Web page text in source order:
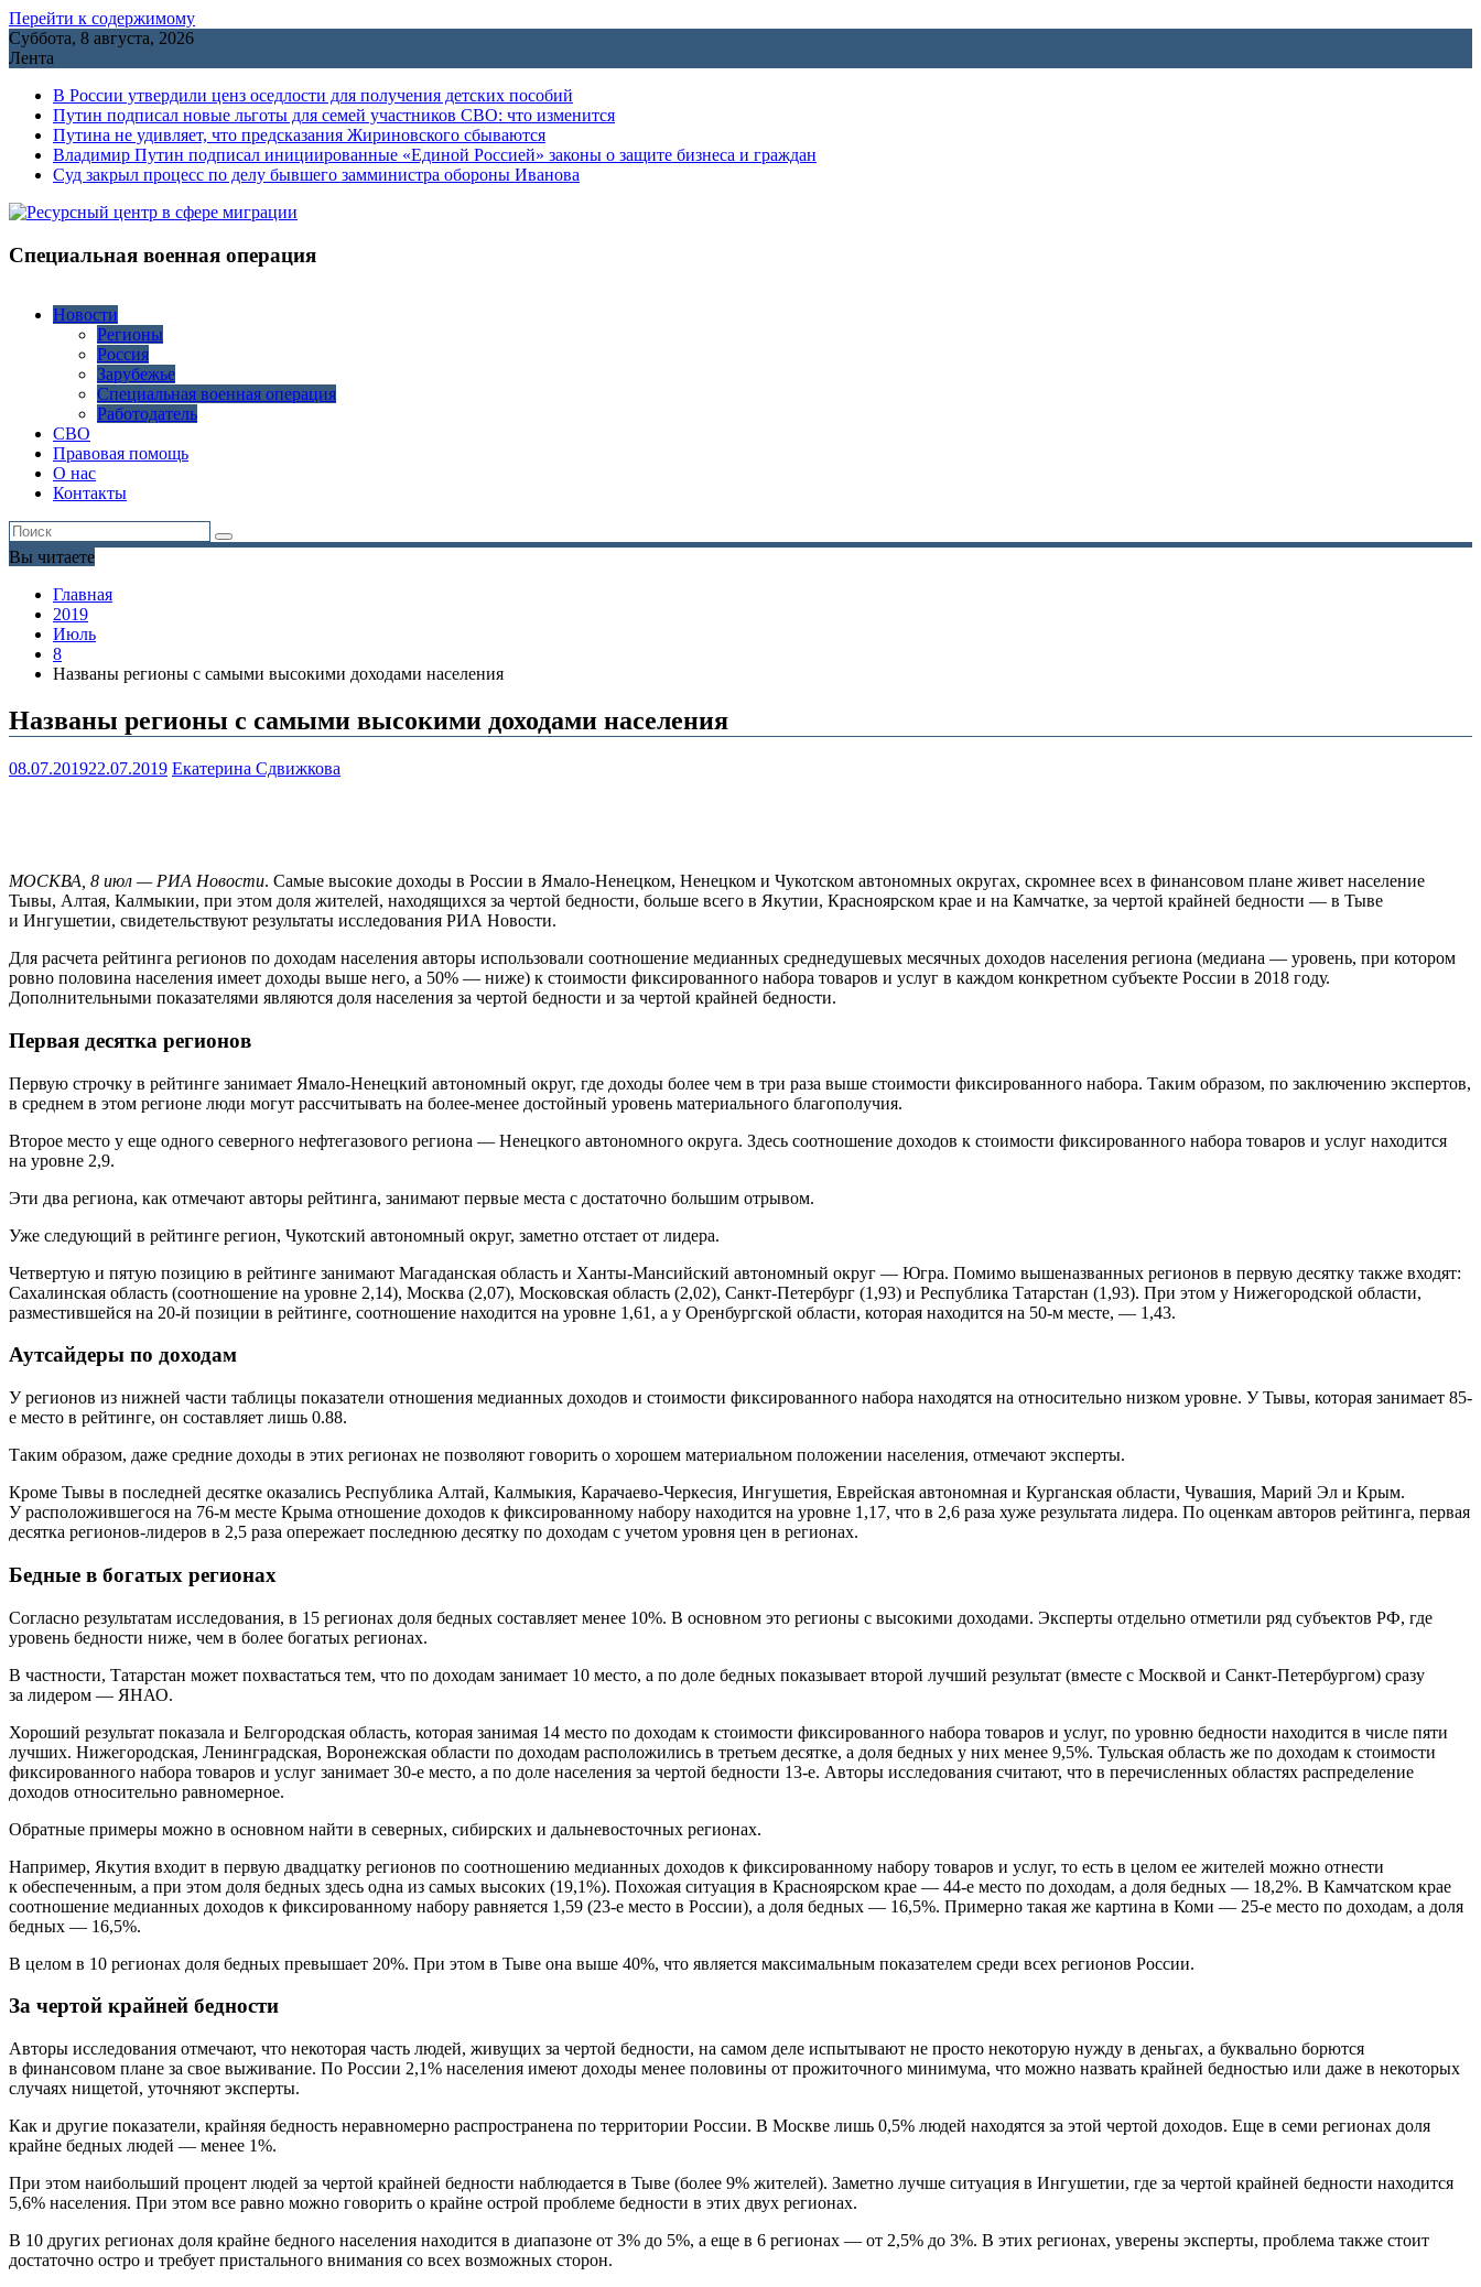
Перейти к содержимому
Суббота, 8 августа, 2026
Лента
В России утвердили ценз оседлости для получения детских пособий
Путин подписал новые льготы для семей участников СВО: что изменится
Путина не удивляет, что предсказания Жириновского сбываются
Владимир Путин подписал инициированные «Единой Россией» законы о защите бизнеса и граждан
Cуд закрыл процесс по делу бывшего замминистра обороны Иванова
Специальная военная операция
Новости
Регионы
Россия
Зарубежье
Специальная военная операция
Работодатель
СВО
Правовая помощь
О нас
Контакты
Вы читаете
Главная
2019
Июль
8
Названы регионы с самыми высокими доходами населения
Названы регионы с самыми высокими доходами населения
08.07.201922.07.2019 Екатерина Сдвижкова
МОСКВА, 8 июл — РИА Новости. Самые высокие доходы в России в Ямало-Ненецком, Ненецком и Чукотском автономных округах, скромнее всех в финансовом плане живет население
Тывы, Алтая, Калмыкии, при этом доля жителей, находящихся за чертой бедности, больше всего в Якутии, Красноярском крае и на Камчатке, за чертой крайней бедности — в Тыве
и Ингушетии, свидетельствуют результаты исследования РИА Новости.
Для расчета рейтинга регионов по доходам населения авторы использовали соотношение медианных среднедушевых месячных доходов населения региона (медиана — уровень, при котором
ровно половина населения имеет доходы выше него, а 50% — ниже) к стоимости фиксированного набора товаров и услуг в каждом конкретном субъекте России в 2018 году.
Дополнительными показателями являются доля населения за чертой бедности и за чертой крайней бедности.
Первая десятка регионов
Первую строчку в рейтинге занимает Ямало-Ненецкий автономный округ, где доходы более чем в три раза выше стоимости фиксированного набора. Таким образом, по заключению экспертов,
в среднем в этом регионе люди могут рассчитывать на более-менее достойный уровень материального благополучия.
Второе место у еще одного северного нефтегазового региона — Ненецкого автономного округа. Здесь соотношение доходов к стоимости фиксированного набора товаров и услуг находится
на уровне 2,9.
Эти два региона, как отмечают авторы рейтинга, занимают первые места с достаточно большим отрывом.
Уже следующий в рейтинге регион, Чукотский автономный округ, заметно отстает от лидера.
Четвертую и пятую позицию в рейтинге занимают Магаданская область и Ханты-Мансийский автономный округ — Югра. Помимо вышеназванных регионов в первую десятку также входят:
Сахалинская область (соотношение на уровне 2,14), Москва (2,07), Московская область (2,02), Санкт-Петербург (1,93) и Республика Татарстан (1,93). При этом у Нижегородской области,
разместившейся на 20-й позиции в рейтинге, соотношение находится на уровне 1,61, а у Оренбургской области, которая находится на 50-м месте, — 1,43.
Аутсайдеры по доходам
У регионов из нижней части таблицы показатели отношения медианных доходов и стоимости фиксированного набора находятся на относительно низком уровне. У Тывы, которая занимает 85-
е место в рейтинге, он составляет лишь 0.88.
Таким образом, даже средние доходы в этих регионах не позволяют говорить о хорошем материальном положении населения, отмечают эксперты.
Кроме Тывы в последней десятке оказались Республика Алтай, Калмыкия, Карачаево-Черкесия, Ингушетия, Еврейская автономная и Курганская области, Чувашия, Марий Эл и Крым.
У расположившегося на 76-м месте Крыма отношение доходов к фиксированному набору находится на уровне 1,17, что в 2,6 раза хуже результата лидера. По оценкам авторов рейтинга, первая
десятка регионов-лидеров в 2,5 раза опережает последнюю десятку по доходам с учетом уровня цен в регионах.
Бедные в богатых регионах
Согласно результатам исследования, в 15 регионах доля бедных составляет менее 10%. В основном это регионы с высокими доходами. Эксперты отдельно отметили ряд субъектов РФ, где
уровень бедности ниже, чем в более богатых регионах.
В частности, Татарстан может похвастаться тем, что по доходам занимает 10 место, а по доле бедных показывает второй лучший результат (вместе с Москвой и Санкт-Петербургом) сразу
за лидером — ЯНАО.
Хороший результат показала и Белгородская область, которая занимая 14 место по доходам к стоимости фиксированного набора товаров и услуг, по уровню бедности находится в числе пяти
лучших. Нижегородская, Ленинградская, Воронежская области по доходам расположились в третьем десятке, а доля бедных у них менее 9,5%. Тульская область же по доходам к стоимости
фиксированного набора товаров и услуг занимает 30-е место, а по доле населения за чертой бедности 13-е. Авторы исследования считают, что в перечисленных областях распределение
доходов относительно равномерное.
Обратные примеры можно в основном найти в северных, сибирских и дальневосточных регионах.
Например, Якутия входит в первую двадцатку регионов по соотношению медианных доходов к фиксированному набору товаров и услуг, то есть в целом ее жителей можно отнести
к обеспеченным, а при этом доля бедных здесь одна из самых высоких (19,1%). Похожая ситуация в Красноярском крае — 44-е место по доходам, а доля бедных — 18,2%. В Камчатском крае
соотношение медианных доходов к фиксированному набору равняется 1,59 (23-е место в России), а доля бедных — 16,5%. Примерно такая же картина в Коми — 25-е место по доходам, а доля
бедных — 16,5%.
В целом в 10 регионах доля бедных превышает 20%. При этом в Тыве она выше 40%, что является максимальным показателем среди всех регионов России.
За чертой крайней бедности
Авторы исследования отмечают, что некоторая часть людей, живущих за чертой бедности, на самом деле испытывают не просто некоторую нужду в деньгах, а буквально борются
в финансовом плане за свое выживание. По России 2,1% населения имеют доходы менее половины от прожиточного минимума, что можно назвать крайней бедностью или даже в некоторых
случаях нищетой, уточняют эксперты.
Как и другие показатели, крайняя бедность неравномерно распространена по территории России. В Москве лишь 0,5% людей находятся за этой чертой доходов. Еще в семи регионах доля
крайне бедных людей — менее 1%.
При этом наибольший процент людей за чертой крайней бедности наблюдается в Тыве (более 9% жителей). Заметно лучше ситуация в Ингушетии, где за чертой крайней бедности находится
5,6% населения. При этом все равно можно говорить о крайне острой проблеме бедности в этих двух регионах.
В 10 других регионах доля крайне бедного населения находится в диапазоне от 3% до 5%, а еще в 6 регионах — от 2,5% до 3%. В этих регионах, уверены эксперты, проблема также стоит
достаточно остро и требует пристального внимания со всех возможных сторон.